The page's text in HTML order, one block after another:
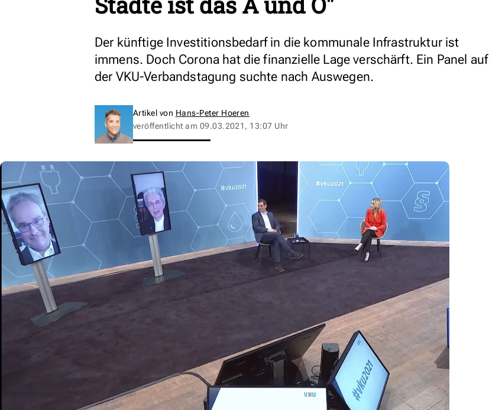
Der künftige Investitionsbedarf in die kommunale Infrastruktur ist
immens. Doch Corona hat die finanzielle Lage verschärft. Ein Panel auf
der VKU-Verbandstagung suchte nach Auswegen.
Artikel von Hans-Peter Hoeren
veröffentlicht am 09.03.2021, 13:07 Uhr